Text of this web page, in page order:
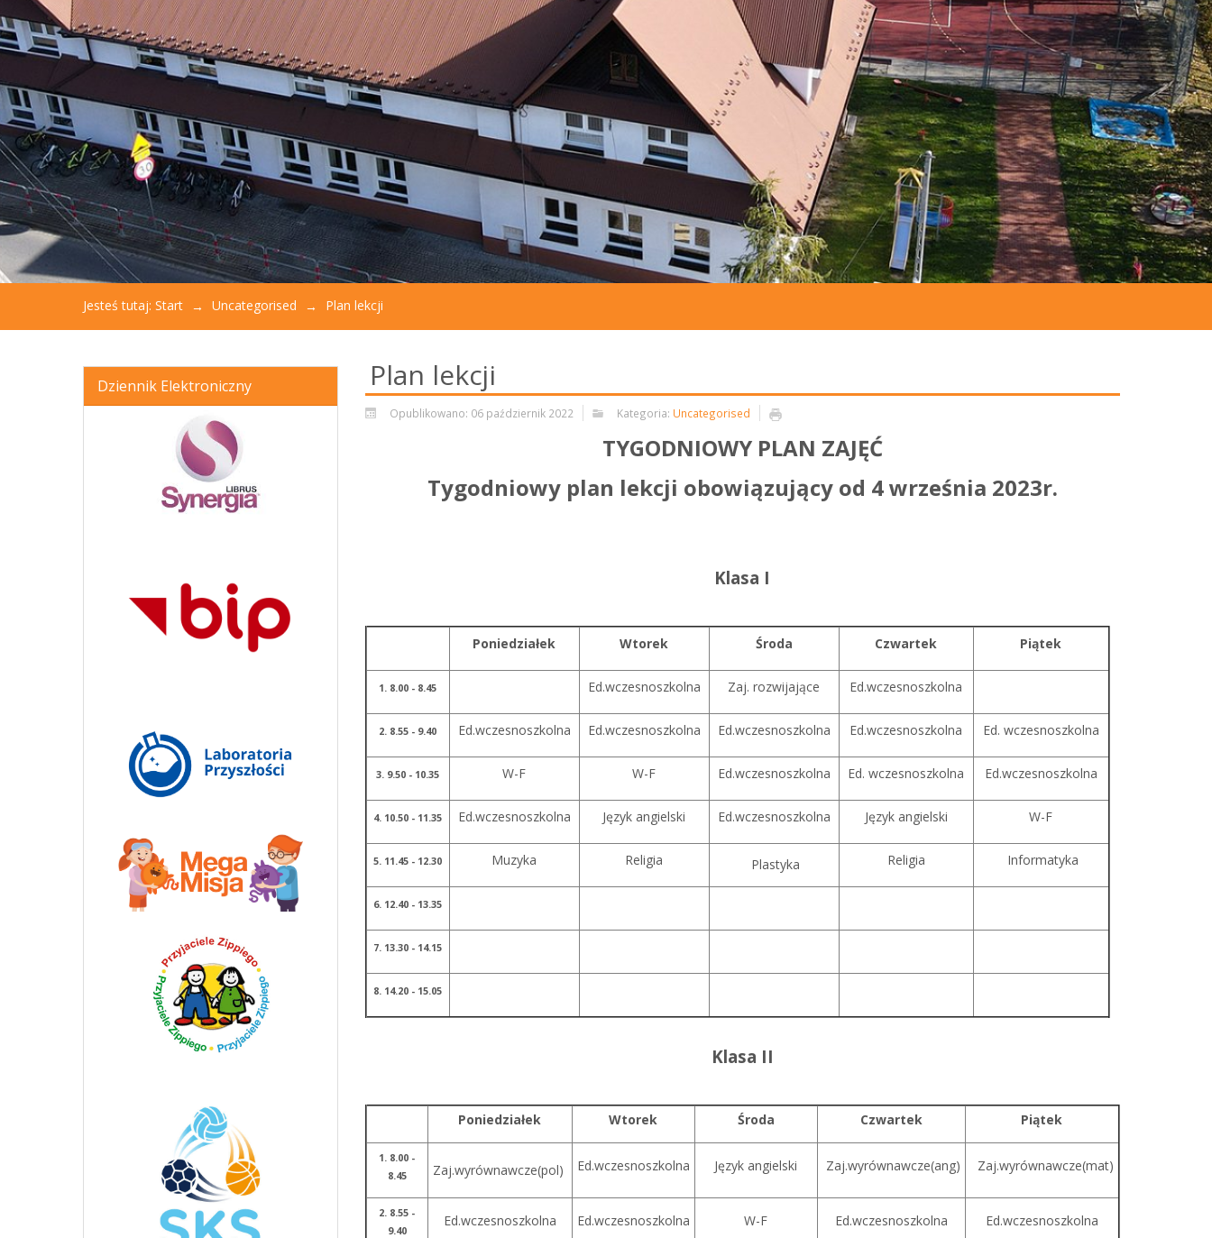
otworzyć
menu
dostępności.
Jesteś tutaj: Start Uncategorised Plan lekcji
Dziennik Elektroniczny Plan lekcji
Opublikowano: 06 październik 2022 Kategoria: Uncategorised
TYGODNIOWY PLAN ZAJĘĆ
Tygodniowy plan lekcji obowiązujący od 4 września 2023r.
Klasa I
Poniedziałek Wtorek Środa Czwartek Piątek
1. 8.00 - 8.45 Ed.wczesnoszkolna Zaj. rozwijające Ed.wczesnoszkolna
2. 8.55 - 9.40 Ed.wczesnoszkolna Ed.wczesnoszkolna Ed.wczesnoszkolna Ed.wczesnoszkolna Ed. wczesnoszkolna
3. 9.50 - 10.35 W-F W-F Ed.wczesnoszkolna Ed. wczesnoszkolna Ed.wczesnoszkolna
4. 10.50 - 11.35 Ed.wczesnoszkolna Język angielski Ed.wczesnoszkolna Język angielski W-F
5. 11.45 - 12.30 Muzyka Religia Plastyka Religia Informatyka
6. 12.40 - 13.35
7. 13.30 - 14.15
8. 14.20 - 15.05
Klasa II
Poniedziałek Wtorek Środa Czwartek Piątek
1. 8.00 -
8.45
Zaj.wyrównawcze(pol) Ed.wczesnoszkolna Język angielski Zaj.wyrównawcze(ang) Zaj.wyrównawcze(mat)
2. 8.55 -
9.40
Ed.wczesnoszkolna Ed.wczesnoszkolna W-F Ed.wczesnoszkolna Ed.wczesnoszkolna